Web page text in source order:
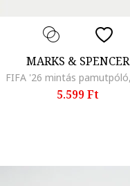
MARKS & SPENCER
5.599 Ft